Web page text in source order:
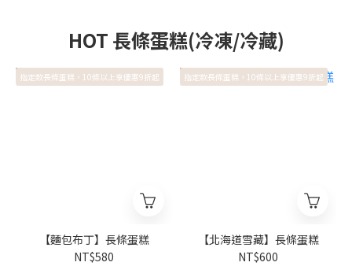
HOT 長條蛋糕(冷凍/冷藏)
指定款長條蛋糕，10條以上享優惠9折起
【麵包布丁】長條蛋糕
NT$580
指定款長條蛋糕，10條以上享優惠9折起
【北海道雪藏】長條蛋糕
NT$600